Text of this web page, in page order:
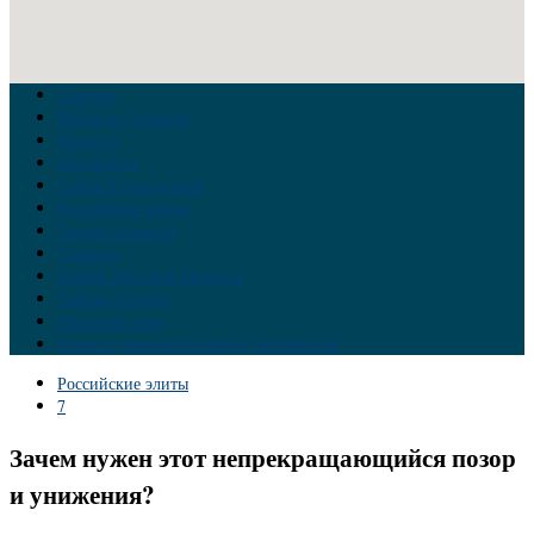
Главная
Война на Украине
Новости
Аналитика
Тайны Геополитики
Российские элиты
Теория заговора
Украина
Новый Мировой Порядок
Тайны истории
Обратная связь
Правила комментирования материалов
Российские элиты
7
Зачем нужен этот непрекращающийся позор
и унижения?